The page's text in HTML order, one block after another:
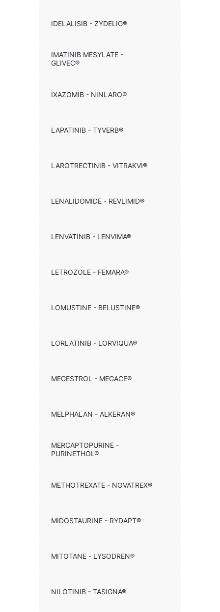
IDELALISIB - ZYDELIG®
IMATINIB MESYLATE -
GLIVEC®
IXAZOMIB - NINLARO®
LAPATINIB - TYVERB®
LAROTRECTINIB - VITRAKVI®
LENALIDOMIDE - REVLIMID®
LENVATINIB - LENVIMA®
LETROZOLE - FEMARA®
LOMUSTINE - BELUSTINE®
LORLATINIB - LORVIQUA®
MEGESTROL - MEGACE®
MELPHALAN - ALKERAN®
MERCAPTOPURINE -
PURINETHOL®
METHOTREXATE - NOVATREX®
MIDOSTAURINE - RYDAPT®
MITOTANE - LYSODREN®
NILOTINIB - TASIGNA®